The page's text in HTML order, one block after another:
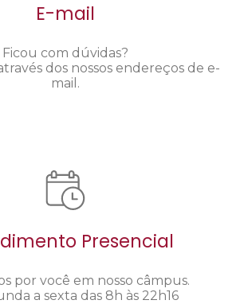
E-mail
Ficou com dúvidas?
dos nossos endereços de e-
mail.
Presencial
por você em nosso câmpus.
a sexta das 8h às 22h16